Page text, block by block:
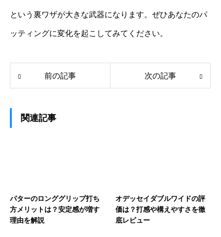
という裏ワザが大きな武器になります。ぜひあなたのパ
ッティングに変化を起こしてみてください。
前の記事 次の記事
関連記事
パターのロンググリップ打ち
方メリットは？安定感が増す
理由を解説
オデッセイダブルワイドの評
価は？打感や構えやすさを徹
底レビュー